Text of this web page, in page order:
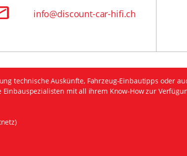
info@discount-car-hifi.ch
technische Auskünfte, Fahrzeug-Einbautipps oder
mit all ihrem Know-How zur